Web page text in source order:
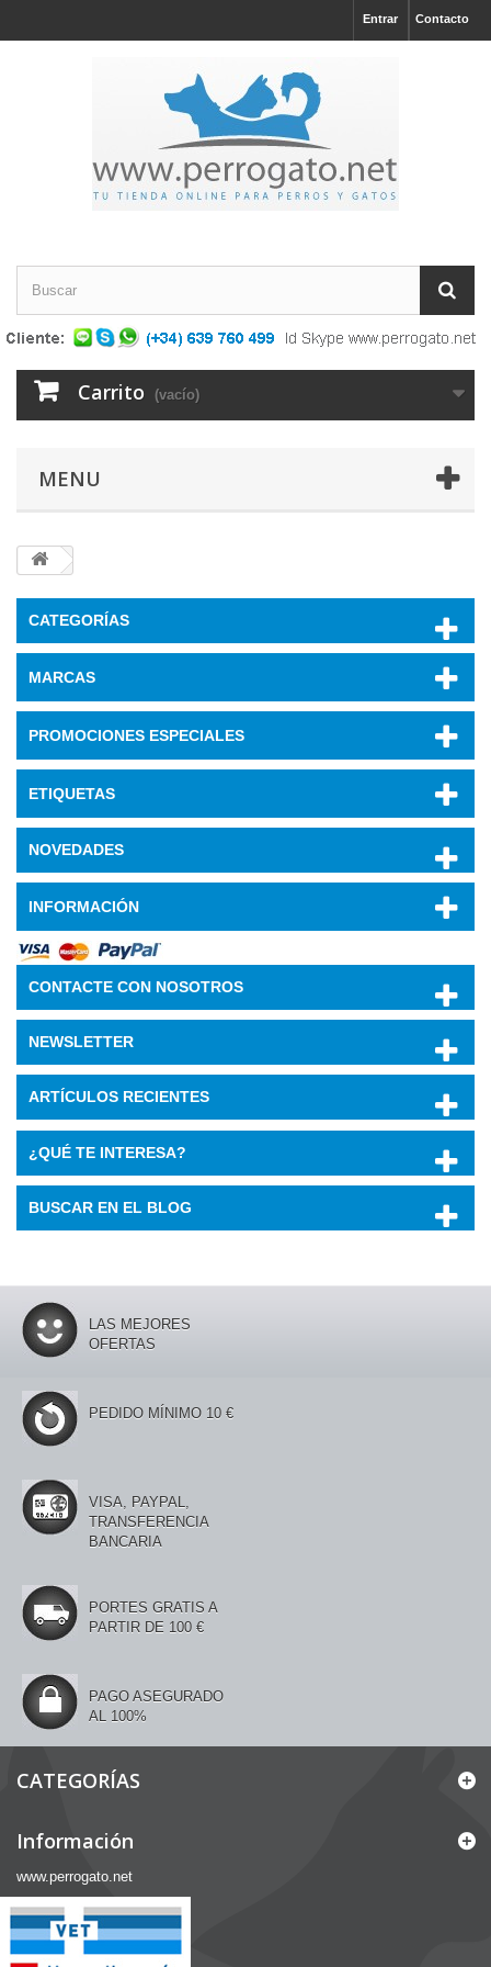
Contacto
Entrar
Carrito (vacío)
MENU
CATEGORÍAS
MARCAS
PROMOCIONES ESPECIALES
ETIQUETAS
NOVEDADES
INFORMACIÓN
CONTACTE CON NOSOTROS
NEWSLETTER
ARTÍCULOS RECIENTES
¿QUÉ TE INTERESA?
BUSCAR EN EL BLOG
LAS MEJORES
OFERTAS
PEDIDO MÍNIMO 10 €
VISA, PAYPAL,
TRANSFERENCIA
BANCARIA
PORTES GRATIS A
PARTIR DE 100 €
PAGO ASEGURADO
AL 100%
CATEGORÍAS
Información
www.perrogato.net